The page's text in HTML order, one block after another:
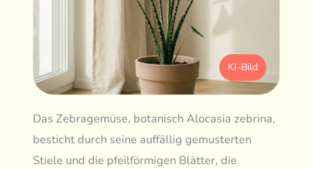
KI-Bild
Das Zebragemüse, botanisch Alocasia zebrina,
besticht durch seine auffällig gemusterten
Stiele und die pfeilförmigen Blätter, die